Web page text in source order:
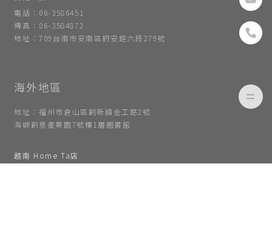
電話：06-3586451
傳真：06-3584872
地址：709台南市安南區府安路六段279號
地址：福州市倉山區創新鎮金工路2號
海峽創意產業園7號樓1層圖書館
越南 Home Ta店